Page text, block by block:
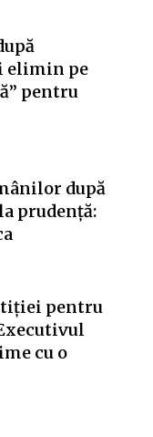
elimin pe
pentru
după
prudență:
pentru
cu o